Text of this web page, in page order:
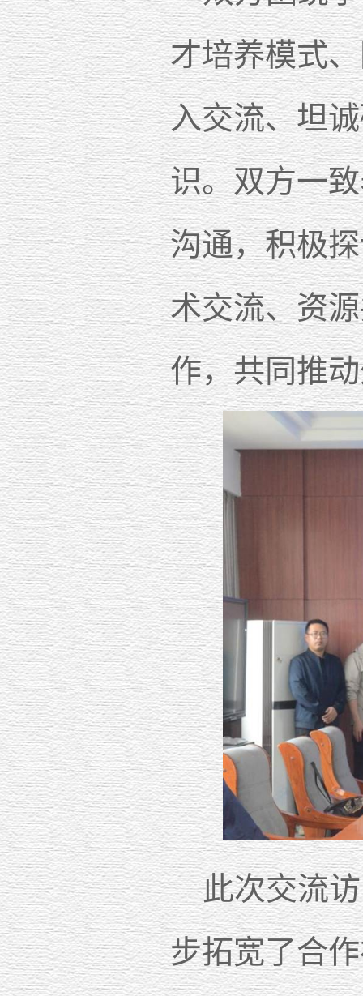
才培养模式
入交流、坦
识。双方一
沟通，积极
术交流、资
作，共同推
此次交流
步拓宽了合